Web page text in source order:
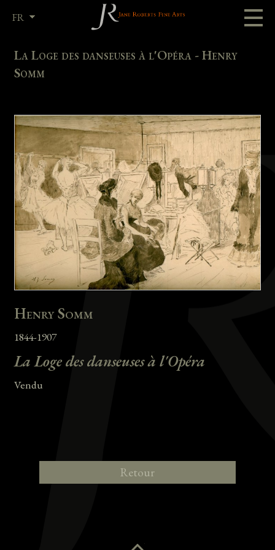
FR
La Loge des danseuses à l'Opéra - Henry
Somm
Henry Somm
1844-1907
La Loge des danseuses à l'Opéra
Vendu
Retour